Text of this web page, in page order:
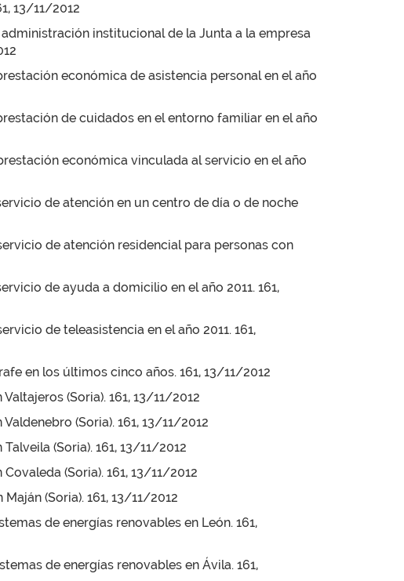
13/11/2012
institucional de la Junta a la empresa
económica de asistencia personal en el año
de cuidados en el entorno familiar en el año
económica vinculada al servicio en el año
de atención en un centro de día o de noche
de atención residencial para personas con
de ayuda a domicilio en el año 2011. 161,
de teleasistencia en el año 2011. 161,
en los últimos cinco años. 161, 13/11/2012
(Soria). 161, 13/11/2012
(Soria). 161, 13/11/2012
(Soria). 161, 13/11/2012
(Soria). 161, 13/11/2012
(Soria). 161, 13/11/2012
de energías renovables en León. 161,
de energías renovables en Ávila. 161,